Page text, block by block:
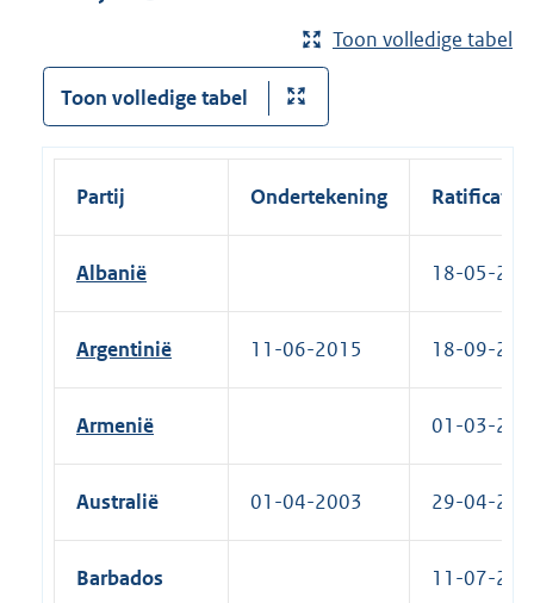
Toon volledige tabel
Toon volledige tabel
Partij Ondertekening Ratificatie
Albanië 18-05-
Argentinië 11-06-2015 18-09-
Armenië 01-03-
Australië 01-04-2003 29-04-
Barbados 11-07-